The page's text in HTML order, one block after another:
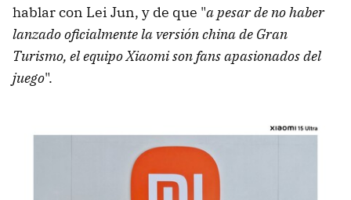
hablar con Lei Jun, y de que "a pesar de no haber
lanzado oficialmente la versión china de Gran
Turismo, el equipo Xiaomi son fans apasionados del
juego".